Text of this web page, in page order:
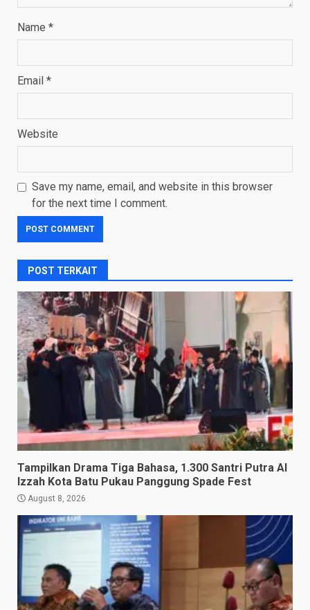
Name *
Email *
Website
Save my name, email, and website in this browser
for the next time I comment.
POST TERKAIT
Tampilkan Drama Tiga Bahasa, 1.300 Santri Putra Al
Izzah Kota Batu Pukau Panggung Spade Fest
August 8, 2026